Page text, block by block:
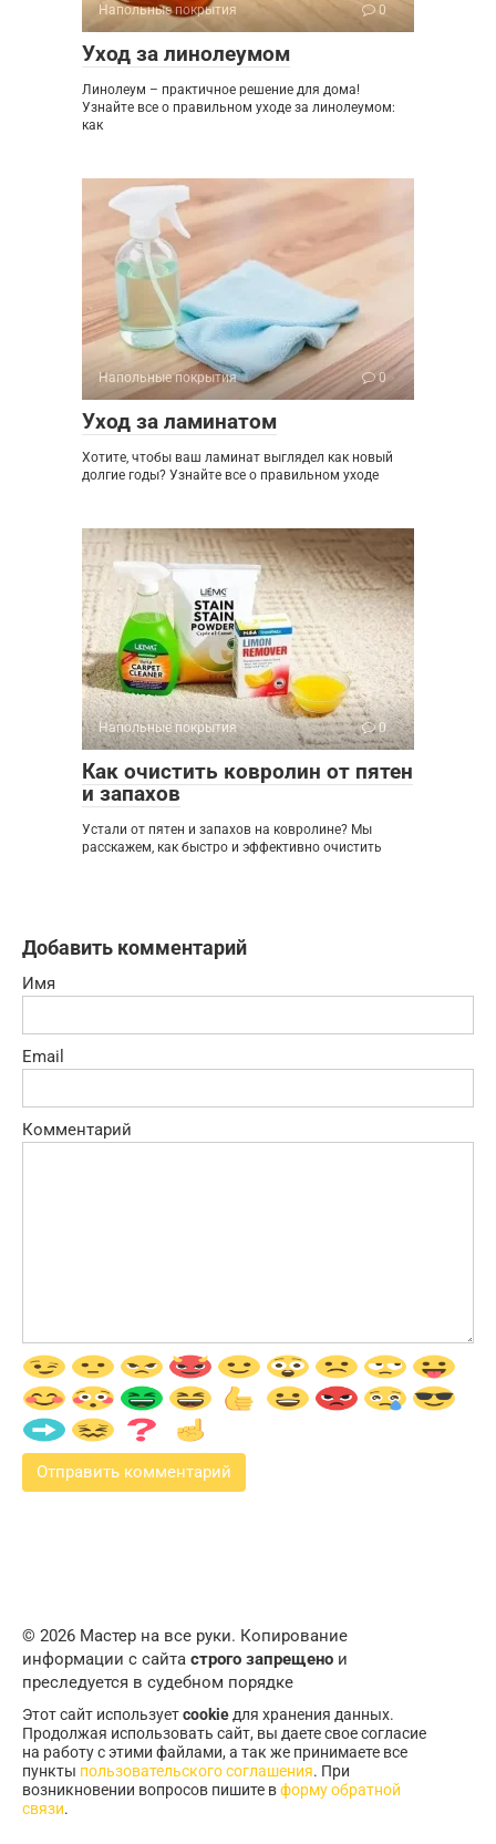
Напольные покрытия 0
Уход за линолеумом
Линолеум – практичное решение для дома!
Узнайте все о правильном уходе за линолеумом:
как
Напольные покрытия 0
Уход за ламинатом
Хотите, чтобы ваш ламинат выглядел как новый
долгие годы? Узнайте все о правильном уходе
Напольные покрытия 0
Как очистить ковролин от пятен
и запахов
Устали от пятен и запахов на ковролине? Мы
расскажем, как быстро и эффективно очистить
Добавить комментарий
Имя
Email
Комментарий
© 2026 Мастер на все руки. Копирование
информации с сайта строго запрещено и
преследуется в судебном порядке
Этот сайт используетcookieдля хранения данных.
Продолжая использовать сайт, вы даете свое согласие
на работу с этими файлами, а так же принимаете все
пункты пользовательского соглашения. При
возникновении вопросов пишите вформу обратной
связи.